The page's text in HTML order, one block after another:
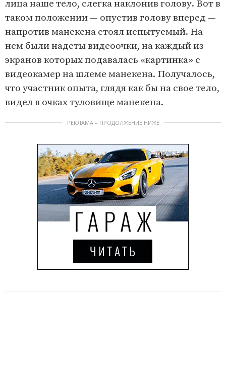
лица наше тело, слегка наклонив голову. Вот в
таком положении — опустив голову вперед —
напротив манекена стоял испытуемый. На
нем были надеты видеоочки, на каждый из
экранов которых подавалась «картинка» с
видеокамер на шлеме манекена. Получалось,
что участник опыта, глядя как бы на свое тело,
видел в очках туловище манекена.
РЕКЛАМА – ПРОДОЛЖЕНИЕ НИЖЕ